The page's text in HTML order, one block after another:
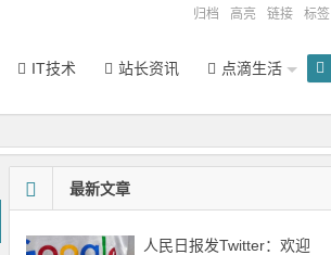
归档 高亮 链接 标签
IT技术 站长资讯 点滴生活
最新文章
人民日报发Twitter：欢迎